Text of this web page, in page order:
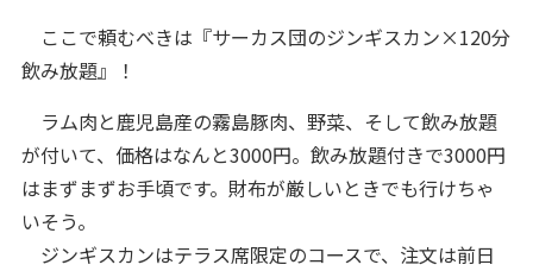
ここで頼むべきは『サーカス団のジンギスカン×120分
飲み放題』！
ラム肉と鹿児島産の霧島豚肉、野菜、そして飲み放題
が付いて、価格はなんと3000円。飲み放題付きで3000円
はまずまずお手頃です。財布が厳しいときでも行けちゃ
いそう。
ジンギスカンはテラス席限定のコースで、注文は前日